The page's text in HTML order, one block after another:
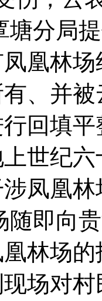
塘分局
凰林
、并
回填
世纪
凤凰
随即向
林场
场对